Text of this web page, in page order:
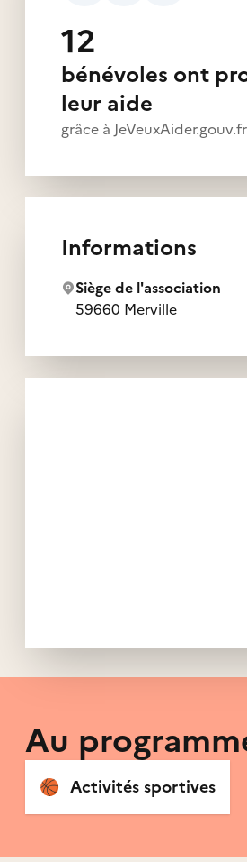
12
bénévoles ont
leur aide
grâce à JeVeuxAider.gouv.fr
Informations
Siège de l'association
59660 Merville
Au
🏀 Activités sportives